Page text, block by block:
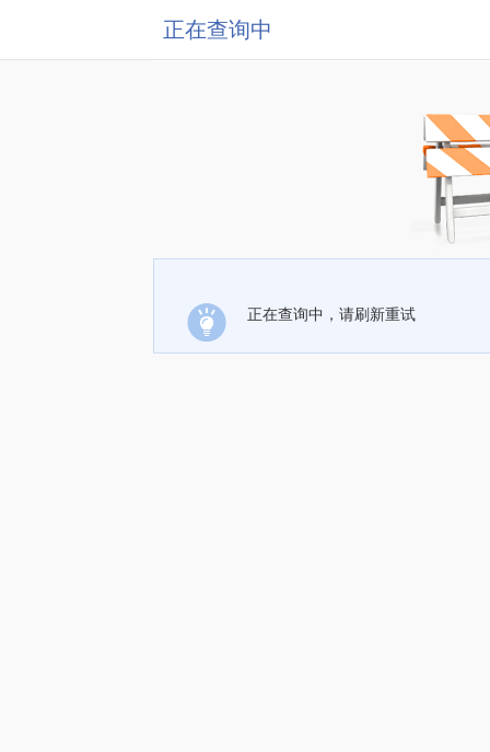
正在查询中
正在查询中，请刷新重试